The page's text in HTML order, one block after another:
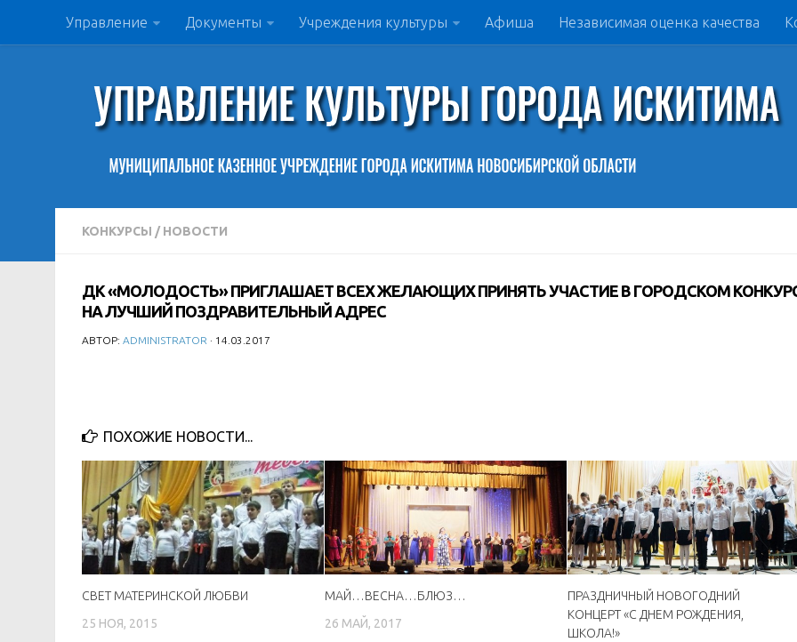
Управление Документы Учреждения культуры Афиша Независимая оценка качества
КОНКУРСЫ / НОВОСТИ
ДК «МОЛОДОСТЬ» ПРИГЛАШАЕТ ВСЕХ ЖЕЛАЮЩИХ ПРИНЯТЬ УЧАСТИЕ В ГОРОДСКОМ
НА ЛУЧШИЙ ПОЗДРАВИТЕЛЬНЫЙ АДРЕС
АВТОР: ADMINISTRATOR · 14.03.2017
ПОХОЖИЕ НОВОСТИ...
СВЕТ МАТЕРИНСКОЙ ЛЮБВИ
25 НОЯ, 2015
МАЙ…ВЕСНА…БЛЮЗ…
26 МАЙ, 2017
ПРАЗДНИЧНЫЙ НОВОГОДНИЙ
КОНЦЕРТ «С ДНЕМ РОЖДЕНИЯ,
ШКОЛА!»